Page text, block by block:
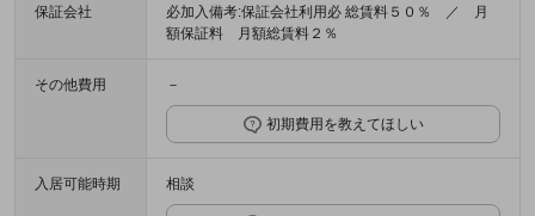
保証会社
必加入備考:保証会社利用必 総賃料５０％ ／ 月
額保証料 月額総賃料２％
その他費用 －
初期費用を教えてほしい
入居可能時期 相談